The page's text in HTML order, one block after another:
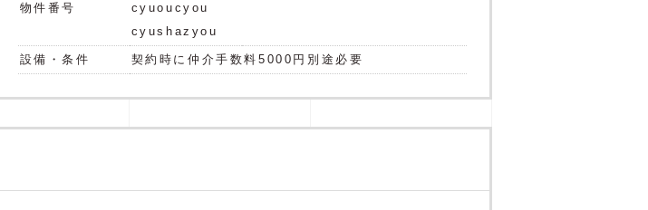
物件番号
cyuoucyou
cyushazyou
設備・条件 契約時に仲介手数料5000円別途必要